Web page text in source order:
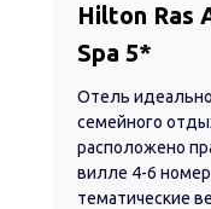
Отель
семейного
расположено
вилле 4-6
тематические
Hilton Ras
Spa 5*